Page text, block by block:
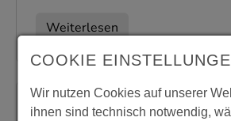
Weiterlesen
COOKIE
Wir nutzen Cookies auf unserer
ihnen sind technisch notwendig,